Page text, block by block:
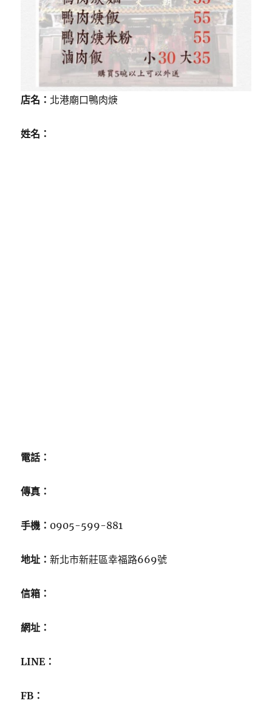
店名： 北港廟口鴨肉焿
姓名：
電話：
傳真：
手機： 0905-599-881
地址：新北市新莊區幸福路669號
信箱：
網址：
LINE：
FB：